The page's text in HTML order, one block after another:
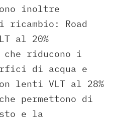
inoltre
Road
al 20%
che riducono i
di acqua e
lenti VLT al 28%
permettono di
e la